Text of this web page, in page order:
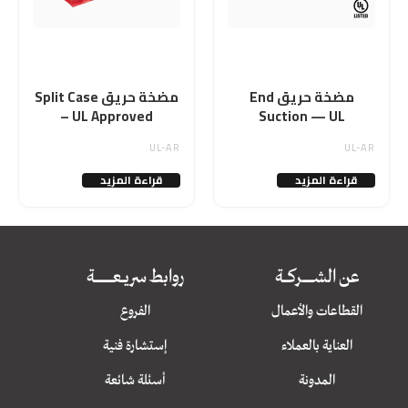
مضخة حريق End
Suction — UL
UL-AR
قراءة المزيد
مضخة حريق Split Case
– UL Approved
UL-AR
قراءة المزيد
عن الشــــــــــــركــــــة
القطاعات والأعمال
العناية بالعملاء
المدونة
روابط سريــــعــــــــــــــــــــة
الفروع
إستشارة فنية
أسئلة شائعة